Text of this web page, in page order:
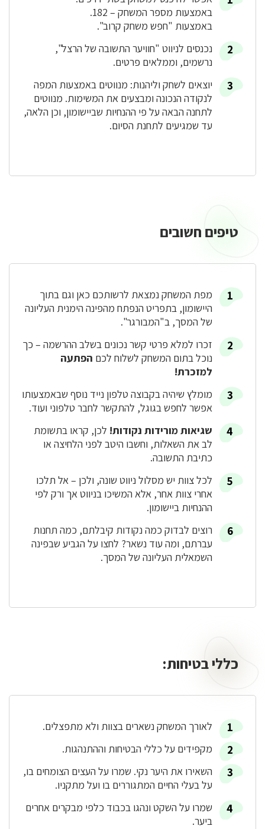
באמצעות מספר המשחק – 182.
באמצעות "חפש משחק קרוב".
נכנסים לניווט "חוויער התשובה של הרצל",
נרשמים, וממלאים פרטים.
יוצאים לשחק וליהנות: מנווטים באמצעות המפה
לנקודה הנכונה ומבצעים את המשימות. מנווטים
לתחנה הבאה על פי ההנחיות שביישומון, וכן הלאה,
עד שמגיעים לתחנת הסיום.
טיפיםטיפים חשובים
מפת המשחק נמצאת לרשותכם כאן וגם בתוך
היישומון, בתפריט הנפתח מהפינה הימנית העליונה
של המסך, ב"המבורגר".
זכרו למלא פרטי קשר נכונים בשלב ההרשמה – כך
נוכל בתום המשחק לשלוח לכם הפתעה
למזכרת!
מומלץ שיהיה בקבוצה טלפון נייד נוסף שבאמצעותו
אפשר לחפש בגוגל, להתקשר לחבר טלפוני ועוד.
שגיאות מורידות נקודות! לכן, קראו בתשומת
לב את השאלות, וחשבו היטב לפני הלחיצה או
כתיבת התשובה.
לכל צוות יש מסלול ניווט שונה, ולכן – אל תלכו
אחרי צוות אחר, אלא המשיכו בניווט אך ורק לפי
ההנחיות ביישומון.
רוצים לבדוק כמה נקודות קיבלתם, כמה תחנות
עברתם, ומה עוד נשאר? לחצו על הגביע שבפינה
השמאלית העליונה של המסך.
כללי בטיחות:
לאורך המשחק נשארים בצוות ולא מתפצלים.
מקפידים על כללי הבטיחות וההתנהגות.
השאירו את היער נקי. שמרו על העצים הצומחים בו,
על בעלי החיים המתגוררים בו ועל מתקניו.
שמרו על השקט ונהגו בכבוד כלפי מבקרים אחרים
ביער.